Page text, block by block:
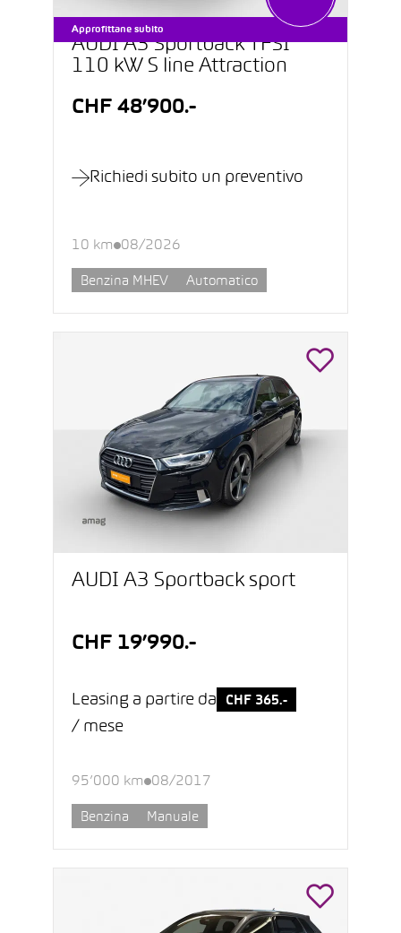
Approfittane subito
AUDI A3 Sportback TFSI
110 kW S line Attraction
CHF 48’900.-
Richiedi subito un preventivo
10 km 08/2026
Benzina MHEV Automatico
AUDI A3 Sportback sport
CHF 19’990.-
Leasing a partire da CHF 365.-
/ mese
95’000 km 08/2017
Benzina Manuale